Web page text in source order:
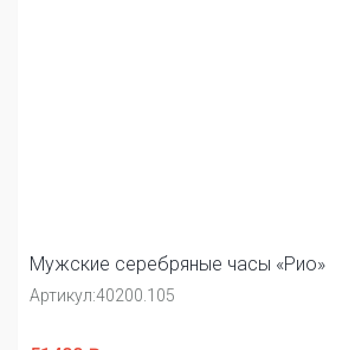
Мужские серебряные часы «Рио»
Артикул:40200.105